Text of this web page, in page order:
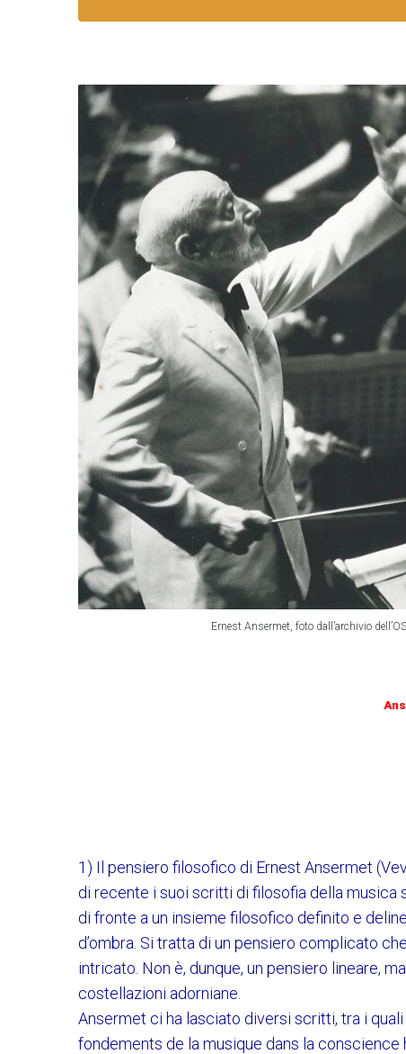
Ernest Ansermet, foto dall’archivio
1) Il pensiero filosofico di Ernest Ansermet
di recente i suoi scritti di filosofia della
di fronte a un insieme filosofico definito e
d’ombra. Si tratta di un pensiero complicato
intricato. Non è, dunque, un pensiero lineare,
costellazioni adorniane.
Ansermet ci ha lasciato diversi scritti, tra i
fondements de la musique dans la conscience